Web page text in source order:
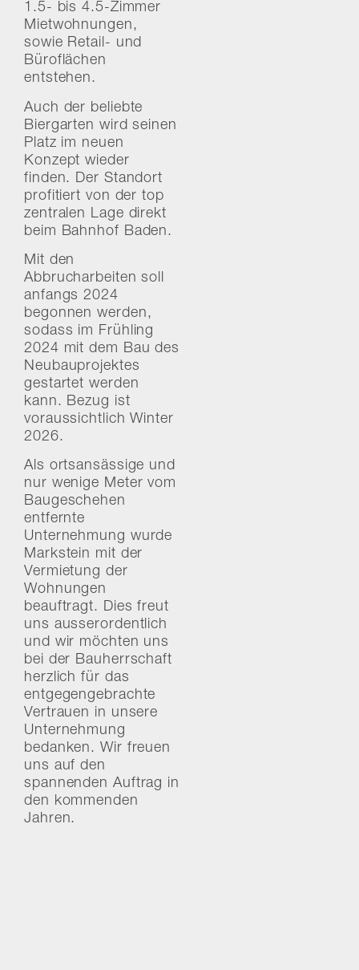
1.5- bis 4.5-Zimmer
Mietwohnungen,
sowie Retail- und
Büroflächen
entstehen.
Auch der beliebte
Biergarten wird seinen
Platz im neuen
Konzept wieder
finden. Der Standort
profitiert von der top
zentralen Lage direkt
beim Bahnhof Baden.
Mit den
Abbrucharbeiten soll
anfangs 2024
begonnen werden,
sodass im Frühling
2024 mit dem Bau des
Neubauprojektes
gestartet werden
kann. Bezug ist
voraussichtlich Winter
2026.
Als ortsansässige und
nur wenige Meter vom
Baugeschehen
entfernte
Unternehmung wurde
Markstein mit der
Vermietung der
Wohnungen
beauftragt. Dies freut
uns ausserordentlich
und wir möchten uns
bei der Bauherrschaft
herzlich für das
entgegengebrachte
Vertrauen in unsere
Unternehmung
bedanken. Wir freuen
uns auf den
spannenden Auftrag in
den kommenden
Jahren.